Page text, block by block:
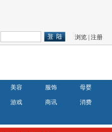
浏览 |注册
美容 服饰 母婴
游戏 商讯 消费